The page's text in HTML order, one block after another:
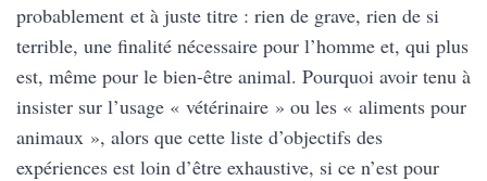
probablement et à juste titre : rien de grave, rien de si
terrible, une finalité nécessaire pour l’homme et, qui plus
est, même pour le bien-être animal. Pourquoi avoir tenu à
insister sur l’usage « vétérinaire » ou les « aliments pour
animaux », alors que cette liste d’objectifs des
expériences est loin d’être exhaustive, si ce n’est pour